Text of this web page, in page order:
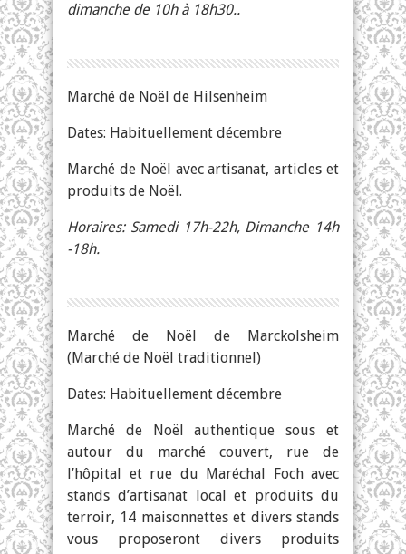
dimanche de 10h à 18h30..
Marché de Noël de Hilsenheim
Dates: Habituellement décembre
Marché de Noël avec artisanat, articles et
produits de Noël.
Horaires: Samedi 17h-22h, Dimanche 14h
-18h.
Marché de Noël de Marckolsheim
(Marché de Noël traditionnel)
Dates: Habituellement décembre
Marché de Noël authentique sous et
autour du marché couvert, rue de
l’hôpital et rue du Maréchal Foch avec
stands d’artisanat local et produits du
terroir, 14 maisonnettes et divers stands
vous proposeront divers produits